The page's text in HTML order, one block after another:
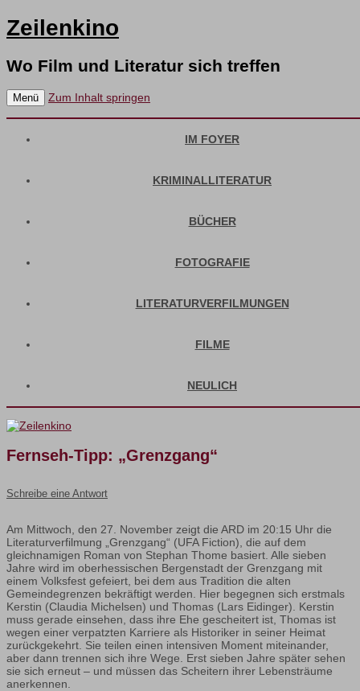
Zeilenkino
Wo Film und Literatur sich treffen
Menü Zum Inhalt springen
IM FOYER
KRIMINALLITERATUR
BÜCHER
FOTOGRAFIE
LITERATURVERFILMUNGEN
FILME
NEULICH
Fernseh-Tipp: „Grenzgang“
Schreibe eine Antwort
Am Mittwoch, den 27. November zeigt die ARD im 20:15 Uhr die
Literaturverfilmung „Grenzgang“ (UFA Fiction), die auf dem
gleichnamigen Roman von Stephan Thome basiert. Alle sieben
Jahre wird im oberhessischen Bergenstadt der Grenzgang mit
einem Volksfest gefeiert, bei dem aus Tradition die alten
Gemeindegrenzen bekräftigt werden. Hier begegnen sich erstmals
Kerstin (Claudia Michelsen) und Thomas (Lars Eidinger). Kerstin
muss gerade einsehen, dass ihre Ehe gescheitert ist, Thomas ist
wegen einer verpatzten Karriere als Historiker in seiner Heimat
zurückgekehrt. Sie teilen einen intensiven Moment miteinander,
aber dann trennen sich ihre Wege. Erst sieben Jahre später sehen
sie sich erneut – und müssen das Scheitern ihrer Lebensträume
anerkennen.